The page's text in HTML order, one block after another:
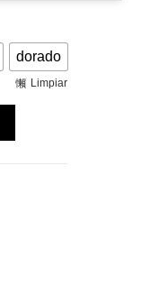
dorado
Limpiar